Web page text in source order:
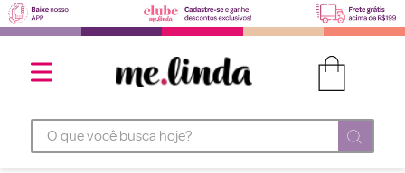
O que você busca hoje?